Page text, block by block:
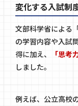
変化する入試制
文部科学省による
の学習内容や入試
得に加え、
「思
しました。
例えば、公立高校